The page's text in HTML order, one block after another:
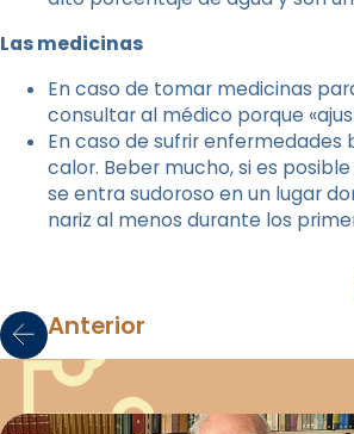
Las medicinas
En caso de tomar medicinas
consultar al médico porque
En caso de sufrir
calor. Beber mucho, si es
se entra sudoroso en un lugar
nariz al menos durante los
Anterior